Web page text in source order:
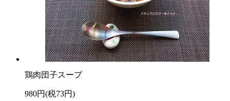
鶏肉団子スープ
980円(税73円)